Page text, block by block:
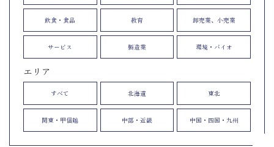
飲食・食品 教育 卸売業、小売業
サービス 製造業 環境・バイオ
エリア
すべて 北海道 東北
関東・甲信越 中部・近畿 中国・四国・九州